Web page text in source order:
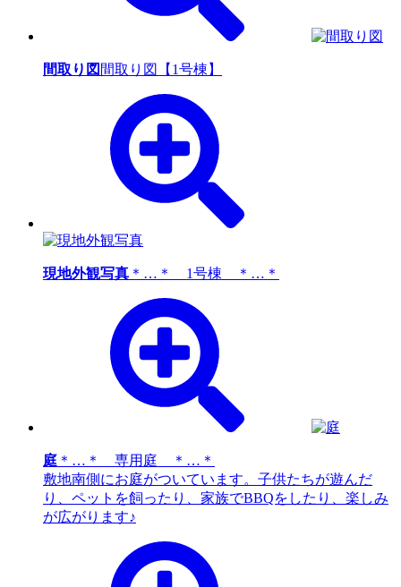
間取り図 間取り図【1号棟】
現地外観写真 ＊…＊ 1号棟 ＊…＊
庭 ＊…＊ 専用庭 ＊…＊
敷地南側にお庭がついています。子供たちが遊んだ
り、ペットを飼ったり、家族でBBQをしたり、楽しみ
が広がります♪